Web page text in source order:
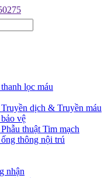
lọc máu
dịch & Truyền máu
vệ
thuật Tim mạch
thông nội trú
nhận